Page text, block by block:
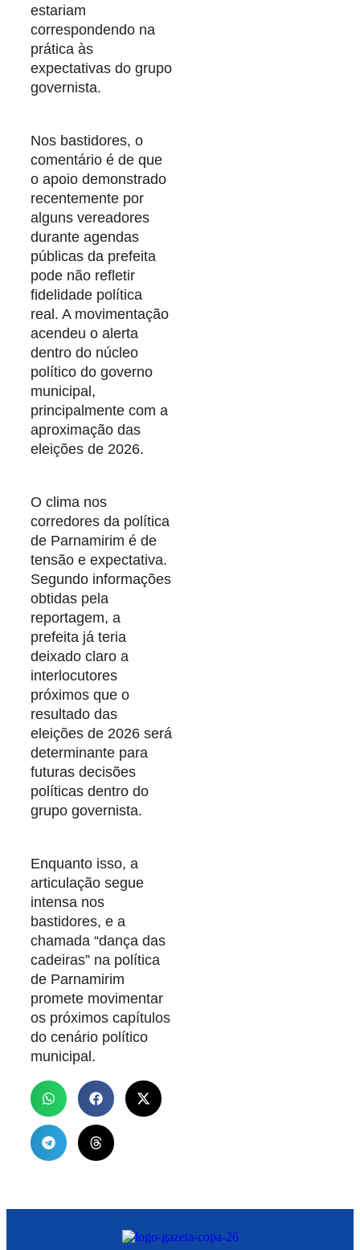
estariam
correspondendo na
prática às
expectativas do grupo
governista.
Nos bastidores, o
comentário é de que
o apoio demonstrado
recentemente por
alguns vereadores
durante agendas
públicas da prefeita
pode não refletir
fidelidade política
real. A movimentação
acendeu o alerta
dentro do núcleo
político do governo
municipal,
principalmente com a
aproximação das
eleições de 2026.
O clima nos
corredores da política
de Parnamirim é de
tensão e expectativa.
Segundo informações
obtidas pela
reportagem, a
prefeita já teria
deixado claro a
interlocutores
próximos que o
resultado das
eleições de 2026 será
determinante para
futuras decisões
políticas dentro do
grupo governista.
Enquanto isso, a
articulação segue
intensa nos
bastidores, e a
chamada “dança das
cadeiras” na política
de Parnamirim
promete movimentar
os próximos capítulos
do cenário político
municipal.